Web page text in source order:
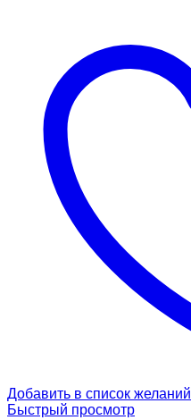
Добавить в список желаний
Быстрый просмотр